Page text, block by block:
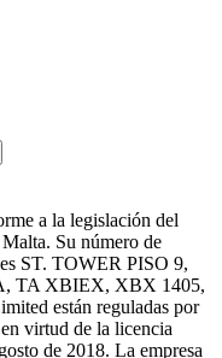
a la legislación del
Su número de
ST. TOWER PISO 9,
TA XBIEX, XBX 1405,
están reguladas por
virtud de la licencia
de 2018. La empresa